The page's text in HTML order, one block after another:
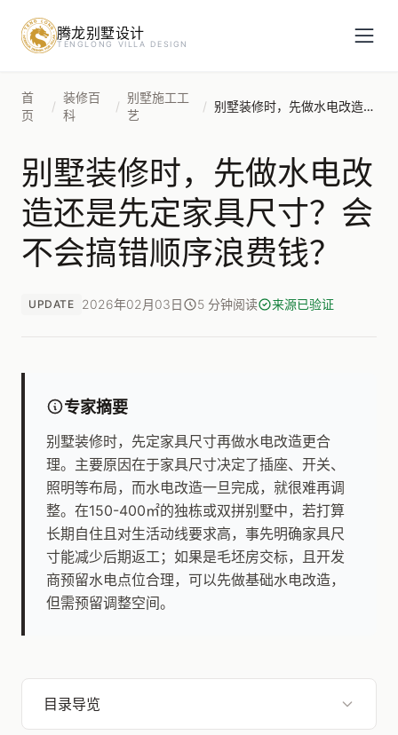
腾龙别墅设计
TENGLONG VILLA DESIGN
首
页
/
装修百
科
/
别墅施工工
艺
/ 别墅装修时，先做水电改造还是先定家具尺寸？会不会搞错顺序浪费钱？
别墅装修时，先做水电改
造还是先定家具尺寸？会
不会搞错顺序浪费钱？
UPDATE 2026年02月03日 5 分钟阅读 来源已验证
专家摘要
别墅装修时，先定家具尺寸再做水电改造更合
理。主要原因在于家具尺寸决定了插座、开关、
照明等布局，而水电改造一旦完成，就很难再调
整。在150-400㎡的独栋或双拼别墅中，若打算
长期自住且对生活动线要求高，事先明确家具尺
寸能减少后期返工；如果是毛坯房交标，且开发
商预留水电点位合理，可以先做基础水电改造，
但需预留调整空间。
目录导览
预约设计咨询
姓名*
手机号*
房屋面积（㎡）